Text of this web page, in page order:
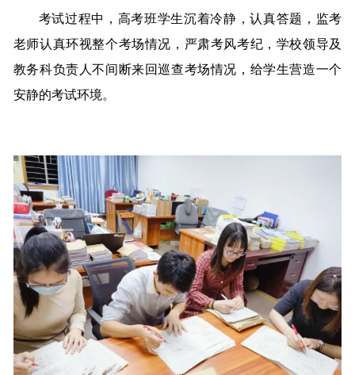
考试过程中，高考班学生沉着冷静，认真答题，监考
老师认真环视整个考场情况，严肃考风考纪，学校领导及
教务科负责人不间断来回巡查考场情况，给学生营造一个
安静的考试环境。